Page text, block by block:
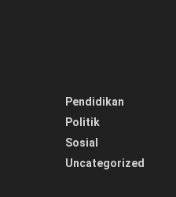
Pendidikan
Politik
Sosial
Uncategorized